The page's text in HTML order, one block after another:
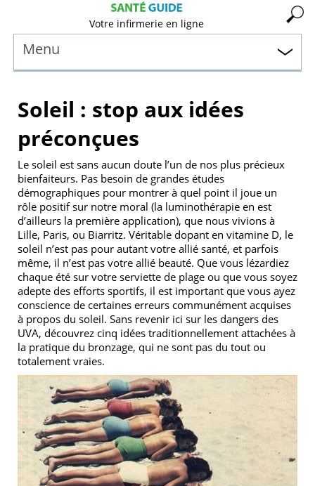
Votre infirmerie en ligne
Menu
Soleil : stop aux idées
préconçues
Le soleil est sans aucun doute l’un de nos plus précieux
bienfaiteurs. Pas besoin de grandes études
démographiques pour montrer à quel point il joue un
rôle positif sur notre moral (la luminothérapie en est
d’ailleurs la première application), que nous vivions à
Lille, Paris, ou Biarritz. Véritable dopant en vitamine D, le
soleil n’est pas pour autant votre allié santé, et parfois
même, il n’est pas votre allié beauté. Que vous lézardiez
chaque été sur votre serviette de plage ou que vous soyez
adepte des efforts sportifs, il est important que vous ayez
conscience de certaines erreurs communément acquises
à propos du soleil. Sans revenir ici sur les dangers des
UVA, découvrez cinq idées traditionnellement attachées à
la pratique du bronzage, qui ne sont pas du tout ou
totalement vraies.